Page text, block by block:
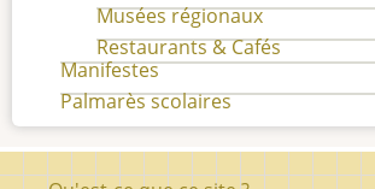
Musées régionaux
Restaurants & Cafés
Manifestes
Palmarès scolaires